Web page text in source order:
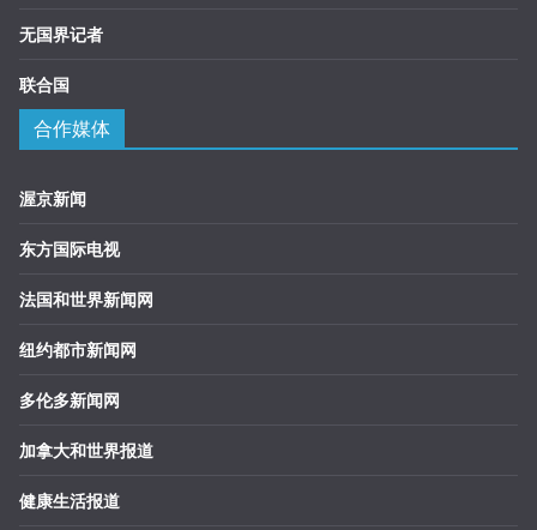
无国界记者
联合国
合作媒体
渥京新闻
东方国际电视
法国和世界新闻网
纽约都市新闻网
多伦多新闻网
加拿大和世界报道
健康生活报道